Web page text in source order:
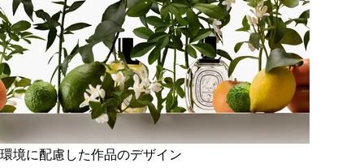
環境に配慮した作品のデザイン